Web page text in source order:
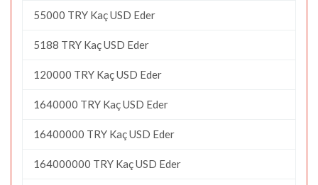
55000 TRY Kaç USD Eder
5188 TRY Kaç USD Eder
120000 TRY Kaç USD Eder
1640000 TRY Kaç USD Eder
16400000 TRY Kaç USD Eder
164000000 TRY Kaç USD Eder